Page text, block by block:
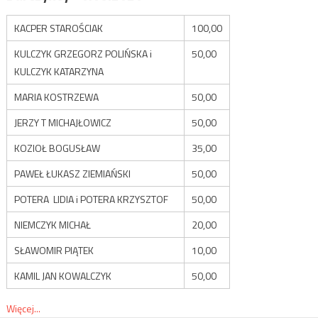
KACPER STAROŚCIAK
100,00
KULCZYK GRZEGORZ POLIŃSKA i
KULCZYK KATARZYNA
50,00
MARIA KOSTRZEWA
50,00
JERZY T MICHAJŁOWICZ
50,00
KOZIOŁ BOGUSŁAW
35,00
PAWEŁ ŁUKASZ ZIEMIAŃSKI
50,00
POTERA LIDIA i POTERA KRZYSZTOF
50,00
NIEMCZYK MICHAŁ
20,00
SŁAWOMIR PIĄTEK
10,00
KAMIL JAN KOWALCZYK
50,00
Więcej...